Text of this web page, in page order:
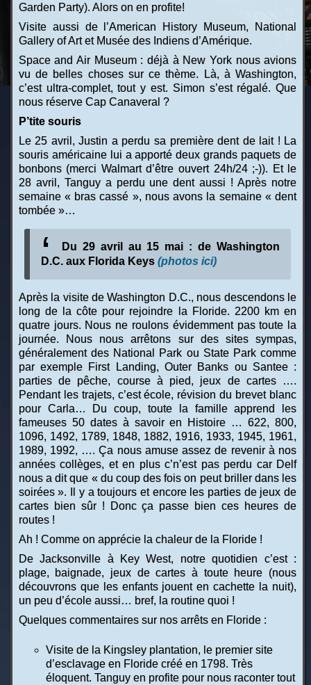
Garden Party). Alors on en profite!
Visite aussi de l’American History Museum, National
Gallery of Art et Musée des Indiens d’Amérique.
Space and Air Museum : déjà à New York nous avions
vu de belles choses sur ce thème. Là, à Washington,
c’est ultra-complet, tout y est. Simon s’est régalé. Que
nous réserve Cap Canaveral ?
P’tite souris
Le 25 avril, Justin a perdu sa première dent de lait ! La
souris américaine lui a apporté deux grands paquets de
bonbons (merci Walmart d’être ouvert 24h/24 ;-)). Et le
28 avril, Tanguy a perdu une dent aussi ! Après notre
semaine « bras cassé », nous avons la semaine « dent
tombée »…
Du 29 avril au 15 mai : de Washington
D.C. aux Florida Keys (photos ici)
Après la visite de Washington D.C., nous descendons le
long de la côte pour rejoindre la Floride. 2200 km en
quatre jours. Nous ne roulons évidemment pas toute la
journée. Nous nous arrêtons sur des sites sympas,
généralement des National Park ou State Park comme
par exemple First Landing, Outer Banks ou Santee :
parties de pêche, course à pied, jeux de cartes ….
Pendant les trajets, c’est école, révision du brevet blanc
pour Carla… Du coup, toute la famille apprend les
fameuses 50 dates à savoir en Histoire … 622, 800,
1096, 1492, 1789, 1848, 1882, 1916, 1933, 1945, 1961,
1989, 1992, …. Ça nous amuse assez de revenir à nos
années collèges, et en plus c’n’est pas perdu car Delf
nous a dit que « du coup des fois on peut briller dans les
soirées ». Il y a toujours et encore les parties de jeux de
cartes bien sûr ! Donc ça passe bien ces heures de
routes !
Ah ! Comme on apprécie la chaleur de la Floride !
De Jacksonville à Key West, notre quotidien c’est :
plage, baignade, jeux de cartes à toute heure (nous
découvrons que les enfants jouent en cachette la nuit),
un peu d’école aussi… bref, la routine quoi !
Quelques commentaires sur nos arrêts en Floride :
Visite de la Kingsley plantation, le premier site
d’esclavage en Floride créé en 1798. Très
éloquent. Tanguy en profite pour nous raconter tout